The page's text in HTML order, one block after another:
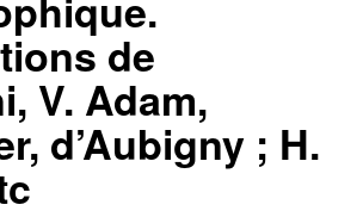
de
V. Adam,
d’Aubigny ; H.